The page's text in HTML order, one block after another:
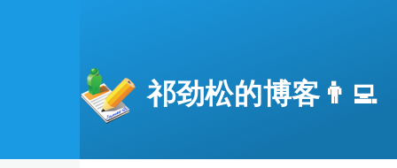
祁劲松的博客👨‍💻